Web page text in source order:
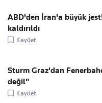
ABD'den İran'a büyük
kaldırıldı
Kaydet
Sturm Graz'dan
değil"
Kaydet